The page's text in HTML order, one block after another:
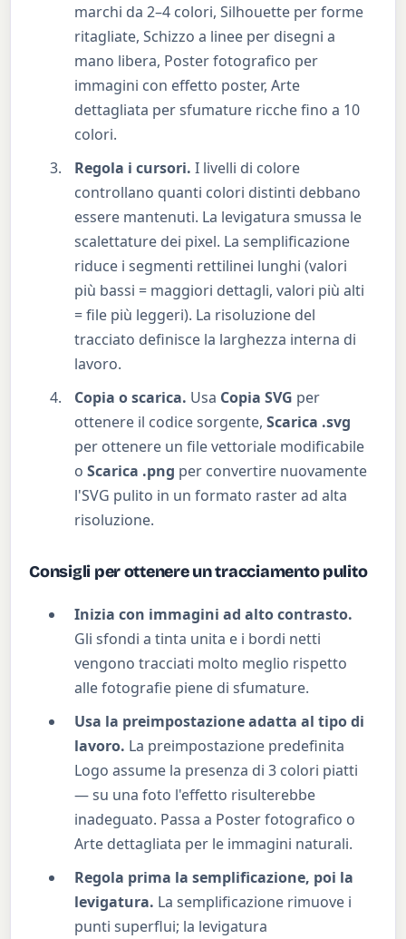
marchi da 2–4 colori, Silhouette per forme
ritagliate, Schizzo a linee per disegni a
mano libera, Poster fotografico per
immagini con effetto poster, Arte
dettagliata per sfumature ricche fino a 10
colori.
Regola i cursori. I livelli di colore
controllano quanti colori distinti debbano
essere mantenuti. La levigatura smussa le
scalettature dei pixel. La semplificazione
riduce i segmenti rettilinei lunghi (valori
più bassi = maggiori dettagli, valori più alti
= file più leggeri). La risoluzione del
tracciato definisce la larghezza interna di
lavoro.
Copia o scarica. Usa Copia SVG per
ottenere il codice sorgente,Scarica .svg
per ottenere un file vettoriale modificabile
oScarica .png per convertire nuovamente
l'SVG pulito in un formato raster ad alta
risoluzione.
Consigli per ottenere un tracciamento pulito
Inizia con immagini ad alto contrasto.
Gli sfondi a tinta unita e i bordi netti
vengono tracciati molto meglio rispetto
alle fotografie piene di sfumature.
Usa la preimpostazione adatta al tipo di
lavoro. La preimpostazione predefinita
Logo assume la presenza di 3 colori piatti
— su una foto l'effetto risulterebbe
inadeguato. Passa a Poster fotografico o
Arte dettagliata per le immagini naturali.
Regola prima la semplificazione, poi la
levigatura. La semplificazione rimuove i
punti superflui; la levigatura